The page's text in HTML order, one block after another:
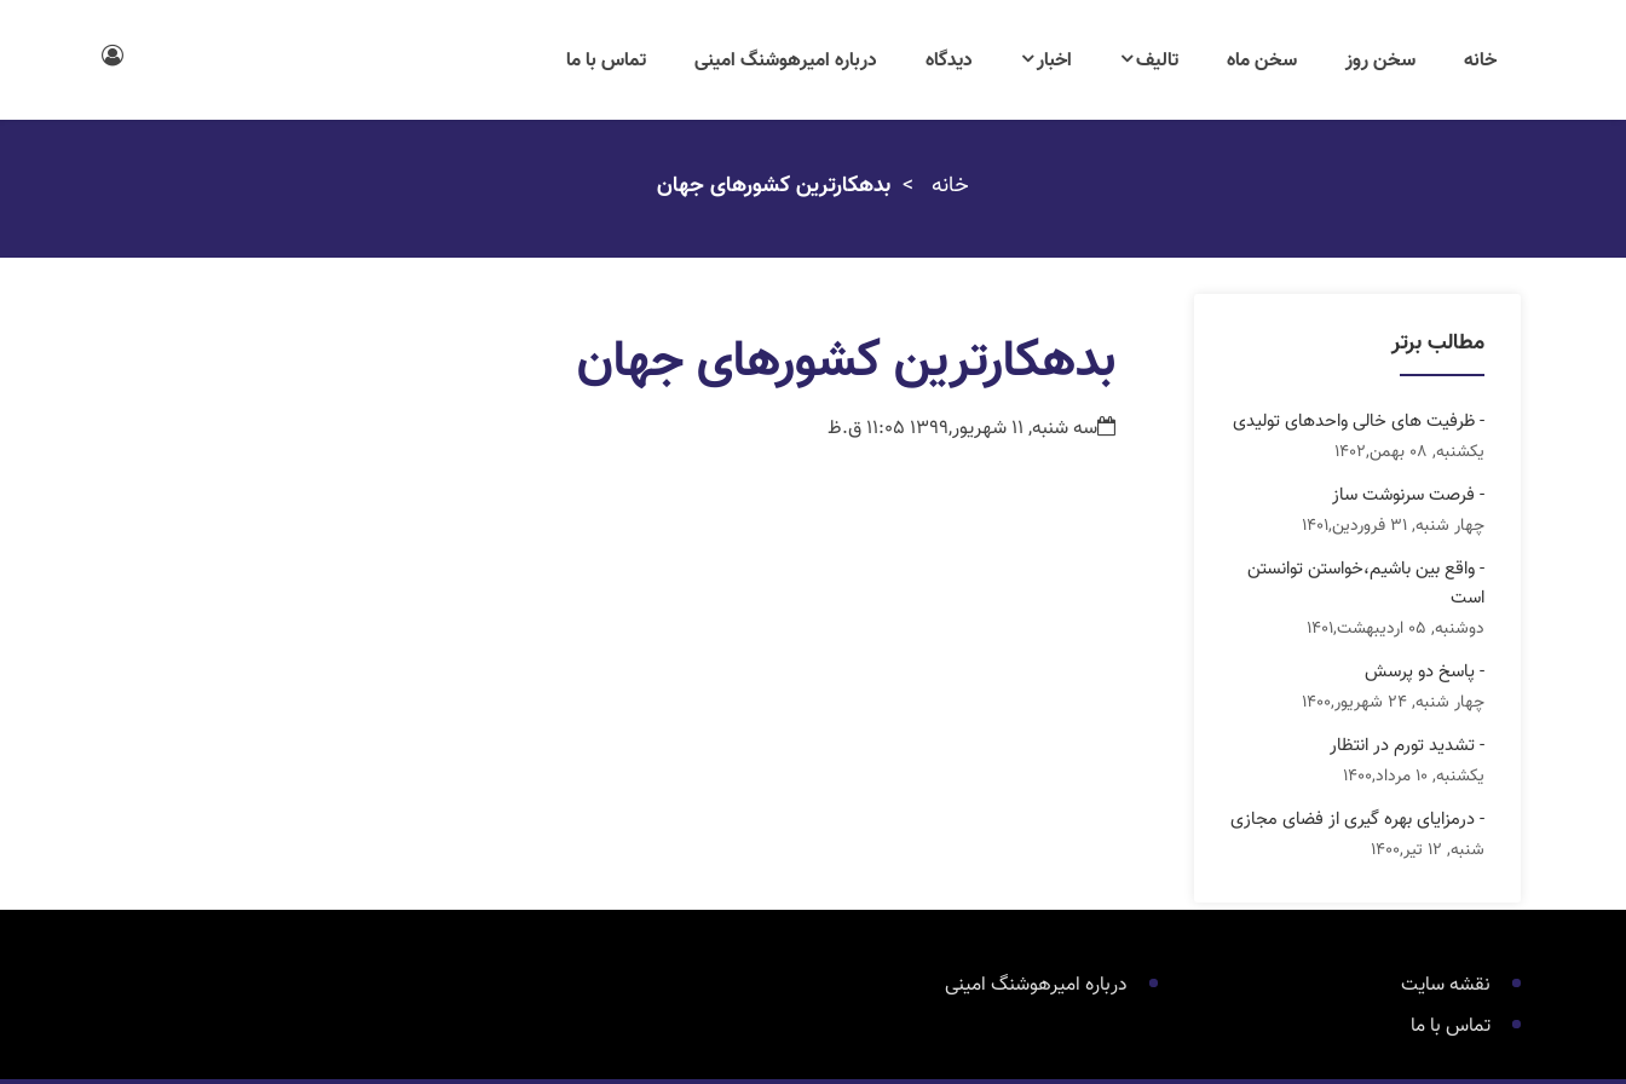
خانه سخن روز سخن ماه تالیف اخبار دیدگاه درباره امیرهوشنگ امینی تماس با ما
خانه بدهکارترین کشورهای جهان
بدهکارترین کشورهای جهان
سه شنبه, 11 شهریور,1399 11:05 ق.ظ
مطالب برتر
- ظرفیت های خالی واحدهای تولیدی
یکشنبه, 08 بهمن,1402
- فرصت سرنوشت ساز
چهار شنبه, 31 فروردین,1401
- واقع بین باشیم،خواستن توانستن
است
دوشنبه, 05 اردیبهشت,1401
- پاسخ دو پرسش
چهار شنبه, 24 شهریور,1400
- تشدید تورم در انتظار
یکشنبه, 10 مرداد,1400
- درمزایای بهره گیری از فضای مجازی
شنبه, 12 تیر,1400
نقشه سایت
تماس با ما
درباره امیرهوشنگ امینی